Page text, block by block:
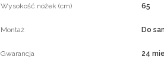
Wysokość nóżek (cm) 65
Montaż Do
Gwarancja 24